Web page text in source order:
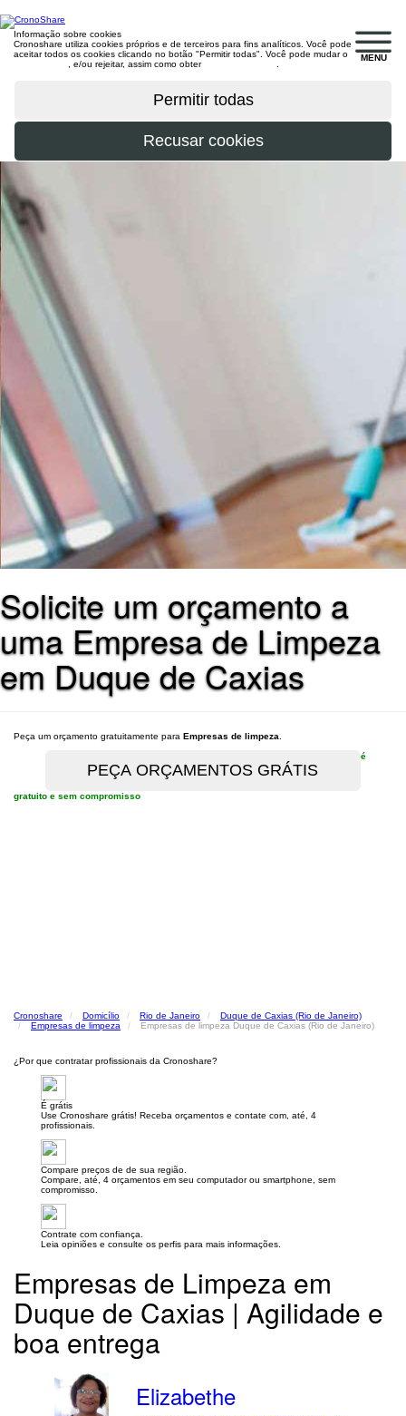
MENU
Informação sobre cookies
Cronoshare utiliza cookies próprios e de terceiros para fins analíticos. Você pode
aceitar todos os cookies clicando no botão "Permitir todas". Você pode mudar o
, e/ou rejeitar, assim como obter
Solicite um orçamento a
uma Empresa de Limpeza
em Duque de Caxias
Peça um orçamento gratuitamente para Empresas de limpeza
é
gratuito e sem compromisso
Cronoshare Domicílio Rio de Janeiro
Duque de Caxias (Rio de Janeiro)
Empresas de limpeza
Empresas de limpeza Duque de Caxias (Rio de Janeiro)
¿Por que contratar profissionais da Cronoshare?
É grátis
Use Cronoshare grátis! Receba orçamentos e contate com, até, 4
profissionais.
Compare preços de de sua região.
Compare, até, 4 orçamentos em seu computador ou smartphone, sem
compromisso.
Contrate com confiança.
Leia opiniões e consulte os perfis para mais informações.
Empresas de Limpeza em
Duque de Caxias | Agilidade e
boa entrega
Elizabethe